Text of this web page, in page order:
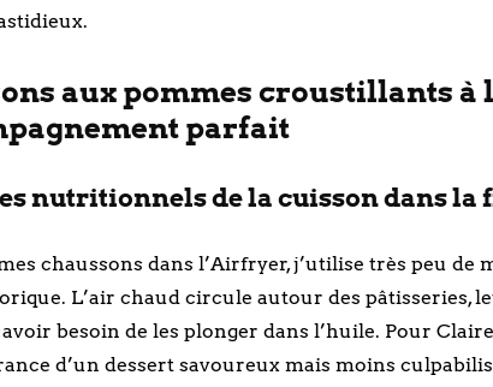
aux pommes croustillants à
parfait
nutritionnels de la cuisson dans la
chaussons dans l’Airfryer, j’utilise très peu de
L’air chaud circule autour des pâtisseries,
besoin de les plonger dans l’huile. Pour
d’un dessert savoureux mais moins